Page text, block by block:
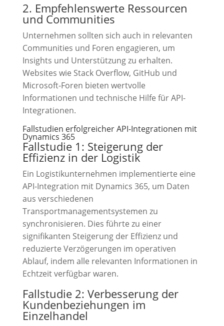
2. Empfehlenswerte Ressourcen
und Communities
Unternehmen sollten sich auch in relevanten
Communities und Foren engagieren, um
Insights und Unterstützung zu erhalten.
Websites wie Stack Overflow, GitHub und
Microsoft-Foren bieten wertvolle
Informationen und technische Hilfe für API-
Integrationen.
Fallstudien erfolgreicher API-Integrationen mit
Dynamics 365
Fallstudie 1: Steigerung der
Effizienz in der Logistik
Ein Logistikunternehmen implementierte eine
API-Integration mit Dynamics 365, um Daten
aus verschiedenen
Transportmanagementsystemen zu
synchronisieren. Dies führte zu einer
signifikanten Steigerung der Effizienz und
reduzierte Verzögerungen im operativen
Ablauf, indem alle relevanten Informationen in
Echtzeit verfügbar waren.
Fallstudie 2: Verbesserung der
Kundenbeziehungen im
Einzelhandel